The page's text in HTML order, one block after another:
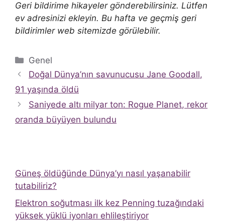
Geri bildirime hikayeler gönderebilirsiniz. Lütfen
ev adresinizi ekleyin. Bu hafta ve geçmiş geri
bildirimler web sitemizde görülebilir.
Kategoriler
Genel
Doğal Dünya’nın savunucusu Jane Goodall,
91 yaşında öldü
Saniyede altı milyar ton: Rogue Planet, rekor
oranda büyüyen bulundu
Güneş öldüğünde Dünya’yı nasıl yaşanabilir
tutabiliriz?
Elektron soğutması ilk kez Penning tuzağındaki
yüksek yüklü iyonları ehlileştiriyor